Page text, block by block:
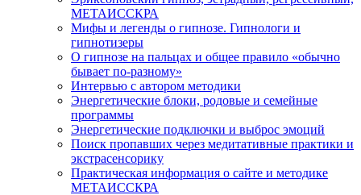
МЕТАИССКРА
Мифы и легенды о гипнозе. Гипнологи и
гипнотизеры
О гипнозе на пальцах и общее правило «обычно
бывает по-разному»
Интервью с автором методики
Энергетические блоки, родовые и семейные
программы
Энергетические подключки и выброс эмоций
Поиск пропавших через медитативные практики и
экстрасенсорику
Практическая информация о сайте и методике
МЕТАИССКРА